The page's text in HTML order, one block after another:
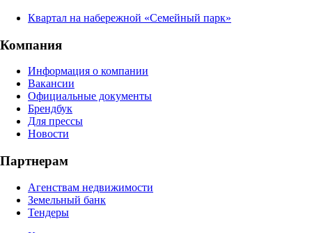
Квартал на набережной «Семейный парк»
Компания
Информация о компании
Вакансии
Официальные документы
Брендбук
Для прессы
Новости
Партнерам
Агенствам недвижимости
Земельный банк
Тендеры